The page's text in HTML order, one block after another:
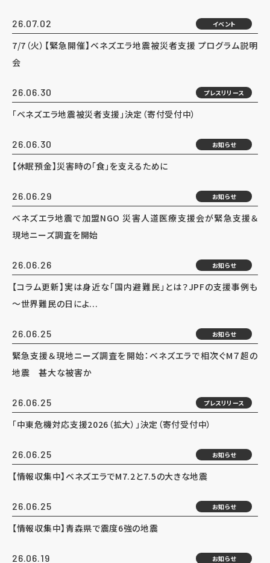
26.07.02 イベント
7/7（火）【緊急開催】ベネズエラ地震被災者支援 プログラム説明
会
26.06.30 プレスリリース
「ベネズエラ地震被災者支援」決定（寄付受付中）
26.06.30 お知らせ
【休眠預金】災害時の「食」を支えるために
26.06.29 お知らせ
ベネズエラ地震で加盟NGO 災害人道医療支援会が緊急支援＆
現地ニーズ調査を開始
26.06.26 お知らせ
【コラム更新】実は身近な「国内避難民」とは？JPFの支援事例も
～世界難民の日によ...
26.06.25 お知らせ
緊急支援＆現地ニーズ調査を開始：ベネズエラで相次ぐM７超の
地震 甚大な被害か
26.06.25 プレスリリース
「中東危機対応支援2026（拡大）」決定（寄付受付中）
26.06.25 お知らせ
【情報収集中】ベネズエラでM7.2と7.5の大きな地震
26.06.25 お知らせ
【情報収集中】青森県で震度6強の地震
26.06.19 お知らせ